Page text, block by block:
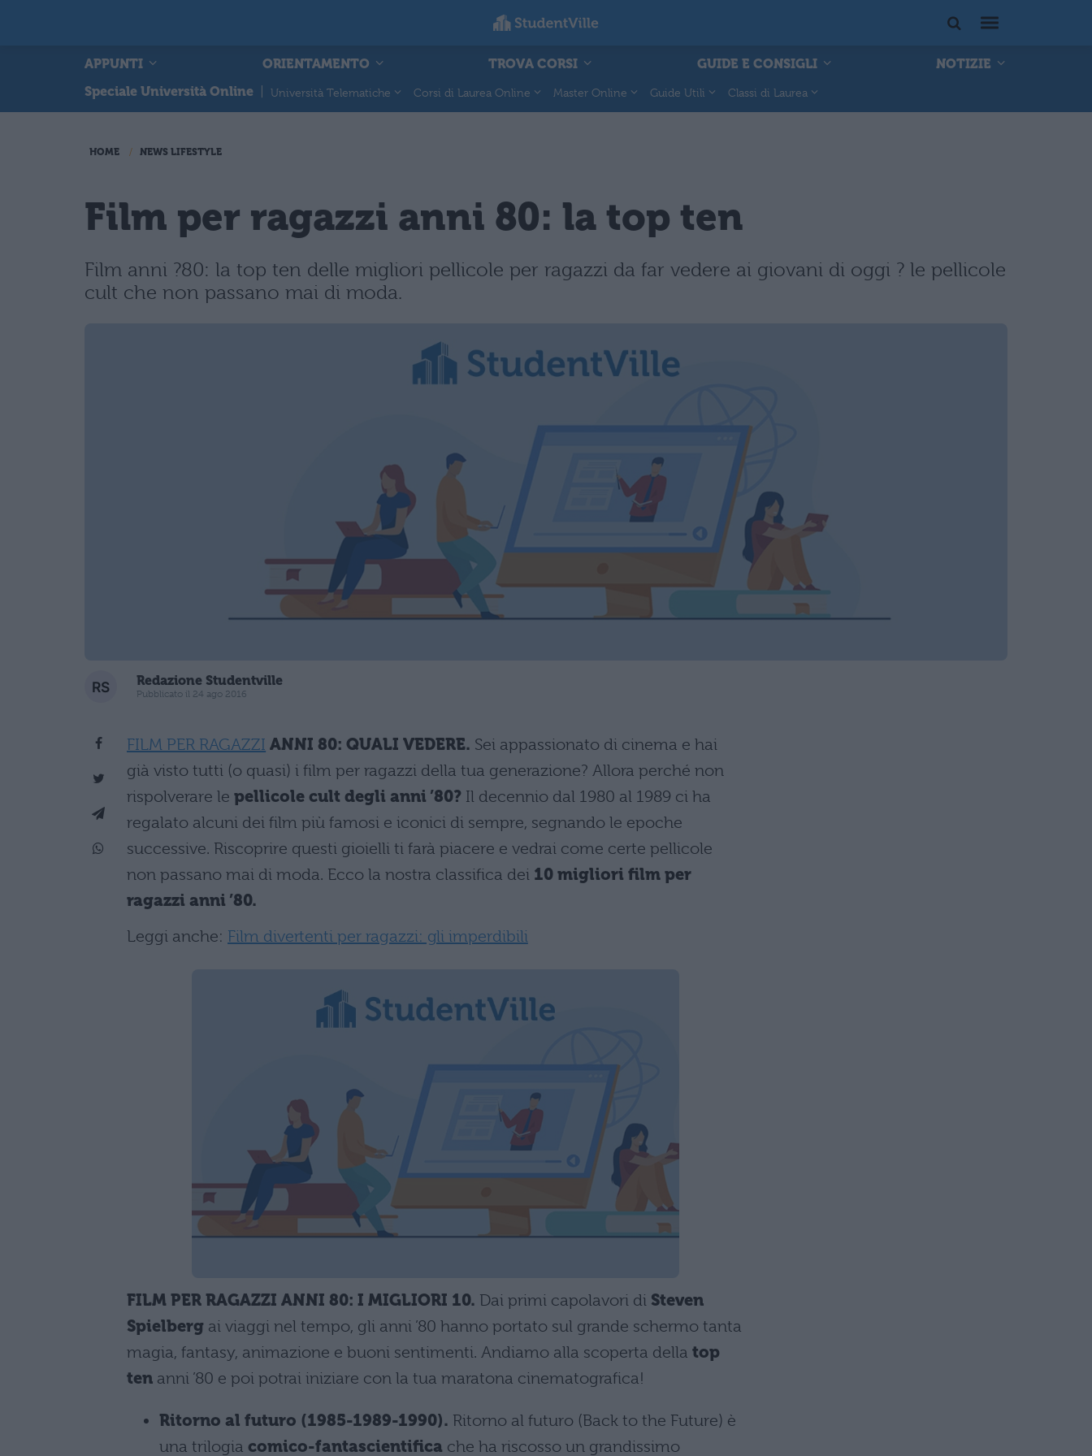
APPUNTI ORIENTAMENTO TROVA CORSI GUIDE E CONSIGLI
NOTIZIE
Speciale Università Online
Università Telematiche Corsi di Laurea Online Master Online Guide Utili Classi di Laurea
HOME NEWS LIFESTYLE
Film per ragazzi anni 80: la top ten
Film anni ?80: la top ten delle migliori pellicole per ragazzi da far vedere ai giovani di oggi ? le pellicole
cult che non passano mai di moda.
Redazione Studentville
Pubblicato il 24 ago 2016
FILM PER RAGAZZI ANNI 80: QUALI VEDERE. Sei appassionato di cinema e hai
già visto tutti (o quasi) i film per ragazzi della tua generazione? Allora perché non
rispolverare le pellicole cult degli anni ’80? Il decennio dal 1980 al 1989 ci ha
regalato alcuni dei film più famosi e iconici di sempre, segnando le epoche
successive. Riscoprire questi gioielli ti farà piacere e vedrai come certe pellicole
non passano mai di moda. Ecco la nostra classifica dei 10 migliori film per
ragazzi anni ’80.
Leggi anche: Film divertenti per ragazzi: gli imperdibili
FILM PER RAGAZZI ANNI 80: I MIGLIORI 10. Dai primi capolavori di Steven
Spielberg ai viaggi nel tempo, gli anni ’80 hanno portato sul grande schermo tanta
magia, fantasy, animazione e buoni sentimenti. Andiamo alla scoperta della top
ten anni ’80 e poi potrai iniziare con la tua maratona cinematografica!
Ritorno al futuro (1985-1989-1990). Ritorno al futuro (Back to the Future) è
una trilogia comico-fantascientifica che ha riscosso un grandissimo